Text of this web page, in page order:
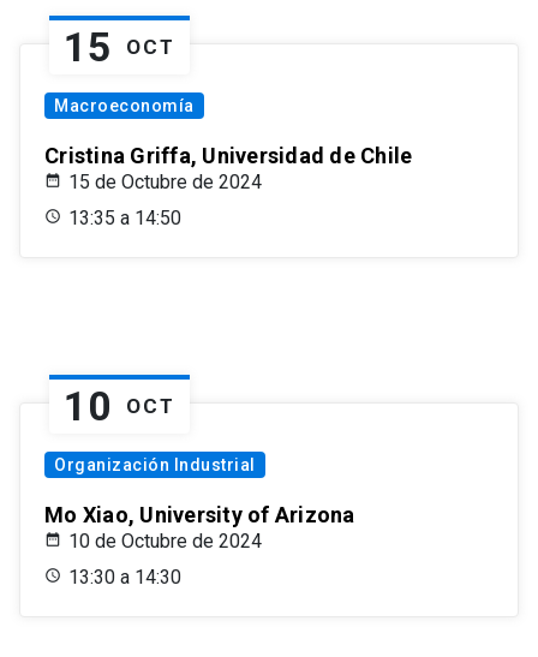
15 OCT
Macroeconomía
Cristina Griffa, Universidad de Chile
15 de Octubre de 2024
13:35 a 14:50
10 OCT
Organización Industrial
Mo Xiao, University of Arizona
10 de Octubre de 2024
13:30 a 14:30